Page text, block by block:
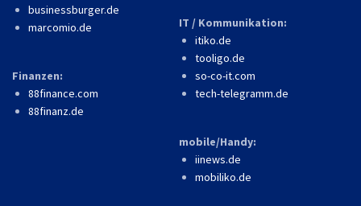
businessburger.de
marcomio.de
Finanzen:
88finance.com
88finanz.de
IT / Kommunikation:
itiko.de
tooligo.de
so-co-it.com
tech-telegramm.de
mobile/Handy:
iinews.de
mobiliko.de